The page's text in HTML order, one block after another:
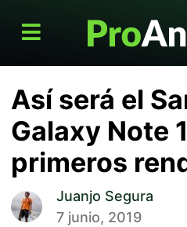
Así será el
Galaxy Note
primeros
Juanjo Segura
7 junio, 2019